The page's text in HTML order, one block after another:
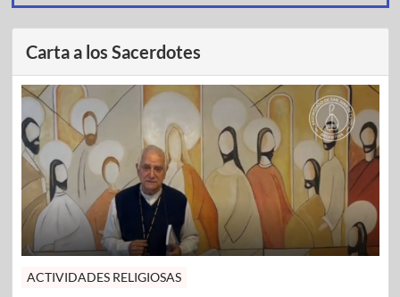
Carta a los Sacerdotes
ACTIVIDADES RELIGIOSAS